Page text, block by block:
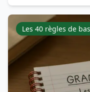
Les 40 règles de